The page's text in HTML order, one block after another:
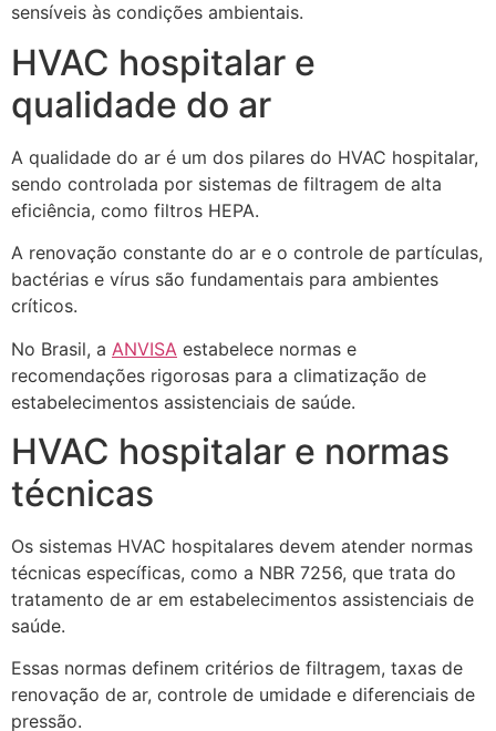
sensíveis às condições ambientais.
HVAC hospitalar e
qualidade do ar
A qualidade do ar é um dos pilares do HVAC hospitalar,
sendo controlada por sistemas de filtragem de alta
eficiência, como filtros HEPA.
A renovação constante do ar e o controle de partículas,
bactérias e vírus são fundamentais para ambientes
críticos.
No Brasil, a ANVISA estabelece normas e
recomendações rigorosas para a climatização de
estabelecimentos assistenciais de saúde.
HVAC hospitalar e normas
técnicas
Os sistemas HVAC hospitalares devem atender normas
técnicas específicas, como a NBR 7256, que trata do
tratamento de ar em estabelecimentos assistenciais de
saúde.
Essas normas definem critérios de filtragem, taxas de
renovação de ar, controle de umidade e diferenciais de
pressão.